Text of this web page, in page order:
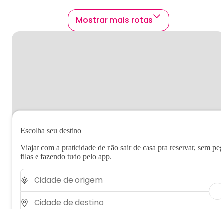
Mostrar mais rotas
Escolha seu destino
Viajar com a praticidade de não sair de casa pra reservar, sem
filas e fazendo tudo pelo app.